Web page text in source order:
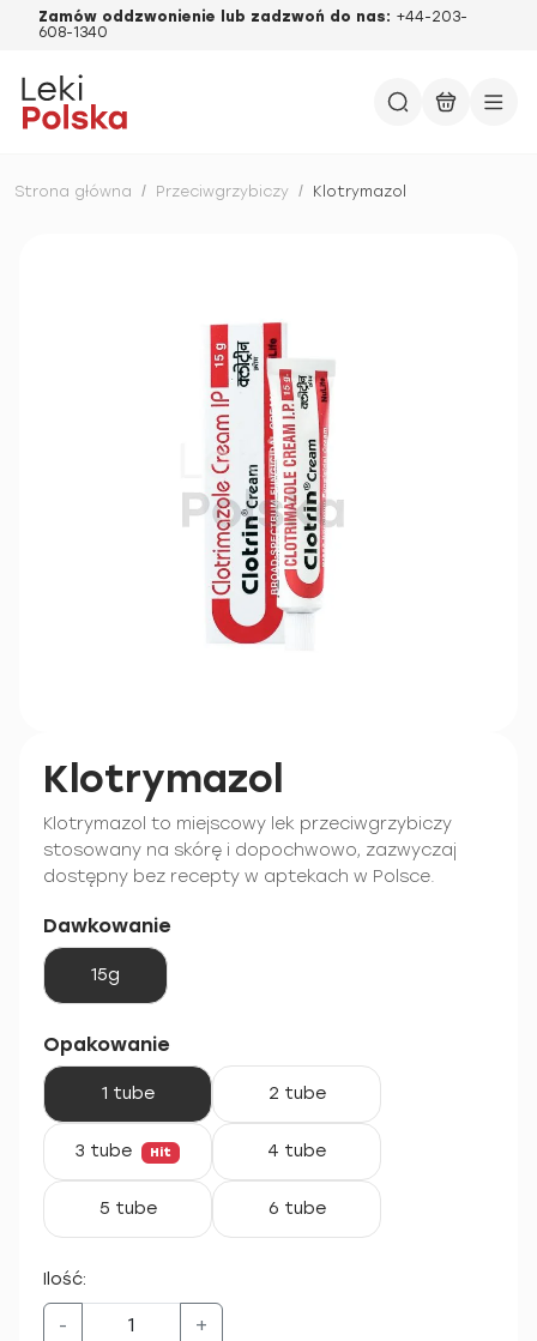
Zamów oddzwonienie lub zadzwoń do nas: +44-203-
608-1340
Strona główna / Przeciwgrzybiczy / Klotrymazol
Klotrymazol
Klotrymazol to miejscowy lek przeciwgrzybiczy
stosowany na skórę i dopochwowo, zazwyczaj
dostępny bez recepty w aptekach w Polsce.
Dawkowanie
15g
Opakowanie
1 tube 2 tube
3 tube Hit 4 tube
5 tube 6 tube
Ilość:
- +